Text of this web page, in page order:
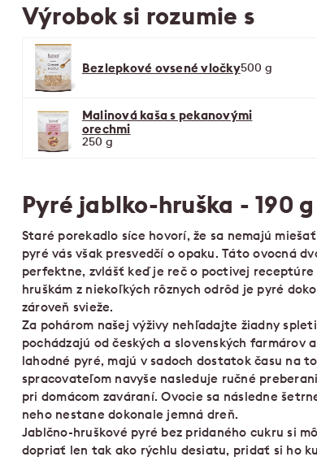
Výrobok si rozumie s
Bezlepkové ovsené vločky500 g
Malinová kaša s pekanovými
orechmi
250 g
Pyré jablko-hruška - 190 g
Staré porekadlo síce hovorí, že sa nemajú
pyré vás však presvedčí o opaku. Táto ovocná
perfektne, zvlášť keď je reč o poctivej receptúre
hruškám z niekoľkých rôznych odrôd je pyré
zároveň svieže.
Za pohárom našej výživy nehľadajte žiadny
pochádzajú od českých a slovenských farmárov
lahodné pyré, majú v sadoch dostatok času na
spracovateľom navyše nasleduje ručné
pri domácom zaváraní. Ovocie sa následne
neho nestane dokonale jemná dreň.
Jablčno-hruškové pyré bez pridaného cukru si
dopriať len tak ako rýchlu desiatu, pridať si ho